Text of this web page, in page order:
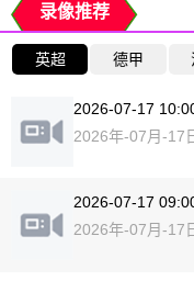
录像推荐
英超 德甲
2026-07-17
2026年-07月-17
2026-07-17
2026年-07月-17